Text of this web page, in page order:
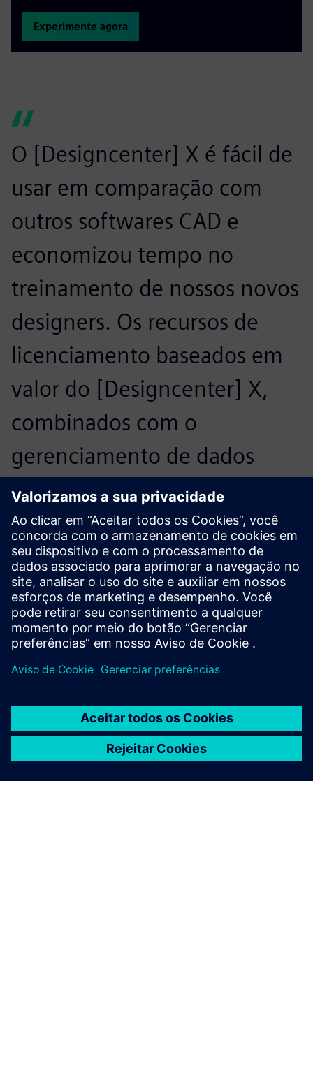
Experimente agora
O [Designcenter] X é fácil de
usar em comparação com
outros softwares CAD e
economizou tempo no
treinamento de nossos novos
designers. Os recursos de
licenciamento baseados em
valor do [Designcenter] X,
combinados com o
gerenciamento de dados
incluído, são um poderoso
conjunto de recursos para o
desenvolvimento futuro de
nossos produtos EV.
Motores Tresa